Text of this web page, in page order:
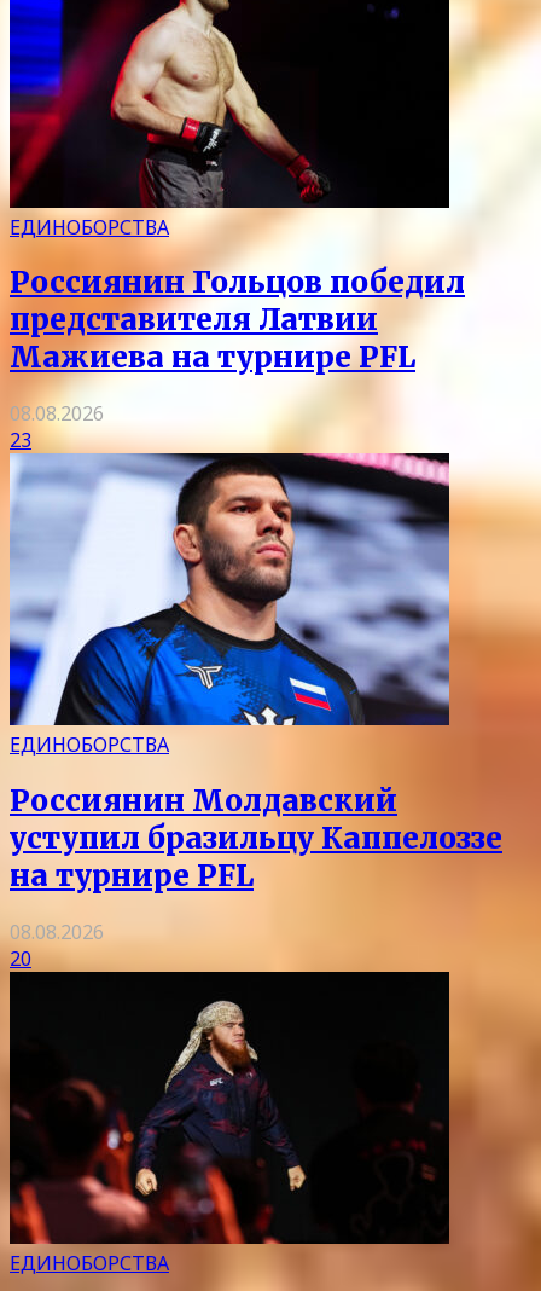
ЕДИНОБОРСТВА
Россиянин Гольцов победил
представителя Латвии
Мажиева на турнире PFL
08.08.2026
23
ЕДИНОБОРСТВА
Россиянин Молдавский
уступил бразильцу Каппелоззе
на турнире PFL
08.08.2026
20
ЕДИНОБОРСТВА